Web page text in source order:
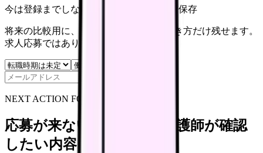
今は登録までしない人向け: 希望条件だけ保存
将来の比較用に、転職時期と気になる働き方だけ残せます。
求人応募ではありません。
NEXT ACTION FOR CLINICS
応募が来ない求人票を、看護師が確認
したい内容に直せます